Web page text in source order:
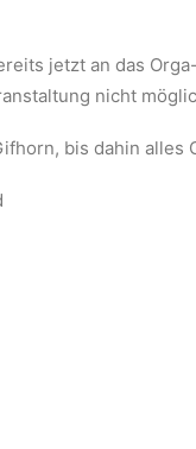
jetzt an das
nicht
bis dahin alles